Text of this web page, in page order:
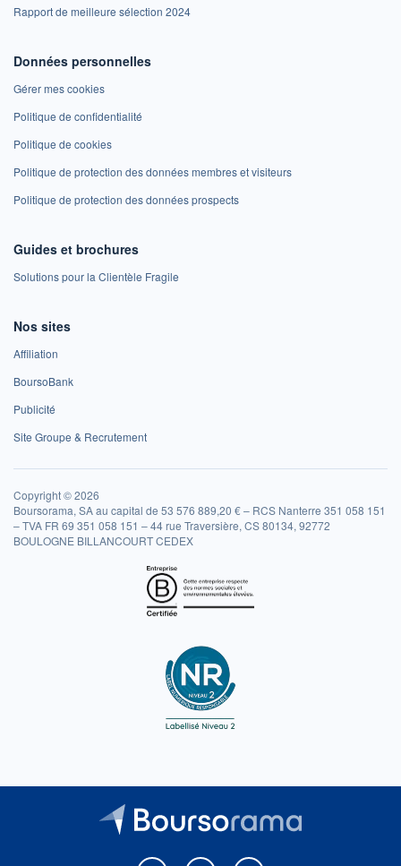
Rapport de meilleure sélection 2024
Données personnelles
Gérer mes cookies
Politique de confidentialité
Politique de cookies
Politique de protection des données membres et visiteurs
Politique de protection des données prospects
Guides et brochures
Solutions pour la Clientèle Fragile
Nos sites
Affiliation
BoursoBank
Publicité
Site Groupe & Recrutement
Copyright © 2026
Boursorama, SA au capital de 53 576 889,20 € – RCS Nanterre 351 058 151
– TVA FR 69 351 058 151 – 44 rue Traversière, CS 80134, 92772
BOULOGNE BILLANCOURT CEDEX